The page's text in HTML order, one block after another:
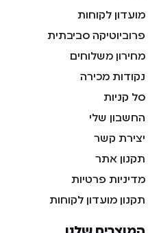
מועדון לקוחות
פרוביוטיקה סביבתית
מחירון משלוחים
נקודות מכירה
סל קניות
החשבון שלי
יצירת קשר
תקנון אתר
מדיניות פרטיות
תקנון מועדון לקוחות